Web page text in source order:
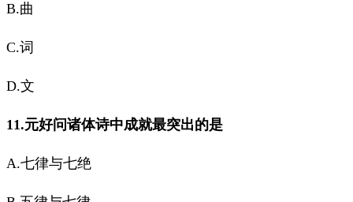
B.曲
C.词
D.文
11.元好问诸体诗中成就最突出的是
A.七律与七绝